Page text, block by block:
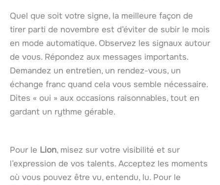
Quel que soit votre signe, la meilleure façon de
tirer parti de novembre est d’éviter de subir le mois
en mode automatique. Observez les signaux autour
de vous. Répondez aux messages importants.
Demandez un entretien, un rendez-vous, un
échange franc quand cela vous semble nécessaire.
Dites « oui » aux occasions raisonnables, tout en
gardant un rythme gérable.
Pour le Lion, misez sur votre visibilité et sur
l’expression de vos talents. Acceptez les moments
où vous pouvez être vu, entendu, lu. Pour le